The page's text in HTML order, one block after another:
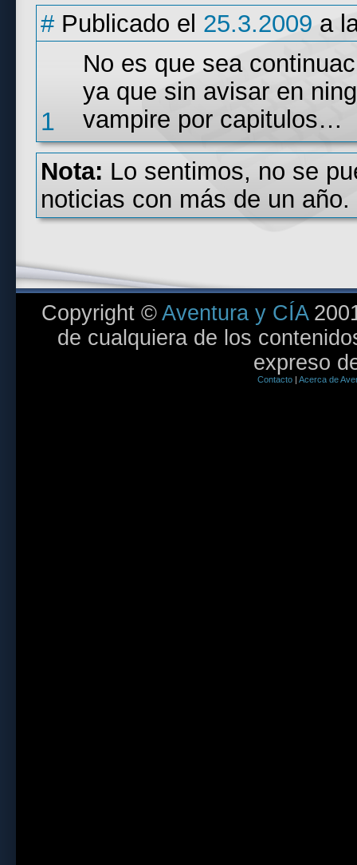
1
# Publicado el 25.3.2009 a
No es que sea
ya que sin avisar en
vampire por capitulos…
Nota: Lo sentimos, no se
noticias con más de un año.
Copyright ©Aventura y CÍA
de cualquiera de los
expreso
Contacto| Acerca de